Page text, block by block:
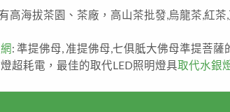
高海拔茶園、茶廠，高山茶批發,烏龍茶,紅茶
: 準提佛母, 准提佛母,七俱胝大佛母準提菩薩
超耗電，最佳的取代LED照明燈具取代水銀